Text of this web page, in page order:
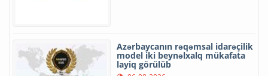
Azərbaycanın rəqəmsal idarəçilik
model iki beynəlxalq mükafata
layiq görülüb